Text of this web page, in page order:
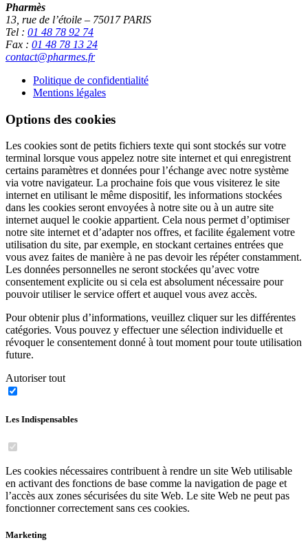
Pharmès
13, rue de l’étoile – 75017 PARIS
Tel : 01 48 78 92 74
Fax : 01 48 78 13 24
contact@pharmes.fr
Politique de confidentialité
Mentions légales
Options des cookies
Les cookies sont de petits fichiers texte qui sont stockés sur votre
terminal lorsque vous appelez notre site internet et qui enregistrent
certains paramètres et données pour l’échange avec notre système
via votre navigateur. La prochaine fois que vous visiterez le site
internet en utilisant le même dispositif, les informations stockées
dans les cookies seront envoyées à notre site ou à un autre site
internet auquel le cookie appartient. Cela nous permet d’optimiser
notre site internet et d’adapter nos offres, et facilite également votre
utilisation du site, par exemple, en stockant certaines entrées que
vous avez faites de manière à ne pas devoir les répéter constamment.
Les données personnelles ne seront stockées qu’avec votre
consentement explicite ou si cela est absolument nécessaire pour
pouvoir utiliser le service offert et auquel vous avez accès.
Pour obtenir plus d’informations, veuillez cliquer sur les différentes
catégories. Vous pouvez y effectuer une sélection individuelle et
révoquer le consentement donné à tout moment pour toute utilisation
future.
Autoriser tout
Les Indispensables
Les cookies nécessaires contribuent à rendre un site Web utilisable
en activant des fonctions de base comme la navigation de page et
l’accès aux zones sécurisées du site Web. Le site Web ne peut pas
fonctionner correctement sans ces cookies.
Marketing